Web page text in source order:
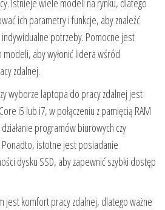
ich parametry i funkcje, aby znaleźć
indywidualne potrzeby. Pomocne jest
aby wyłonić lidera wśród
zdalnej.
wyborze laptopa do pracy zdalnej jest
i5 lub i7, w połączeniu z pamięcią RAM
programów biurowych czy
Ponadto, istotne jest posiadanie
dysku SSD, aby zapewnić szybki dostęp
jest komfort pracy zdalnej, dlatego ważne